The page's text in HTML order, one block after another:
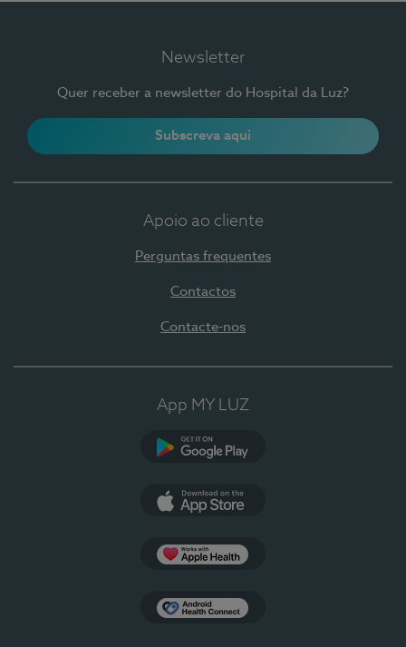
Newsletter
Quer receber a newsletter do Hospital da Luz?
Subscreva aqui
Apoio ao cliente
Perguntas frequentes
Contactos
Contacte-nos
App MY LUZ